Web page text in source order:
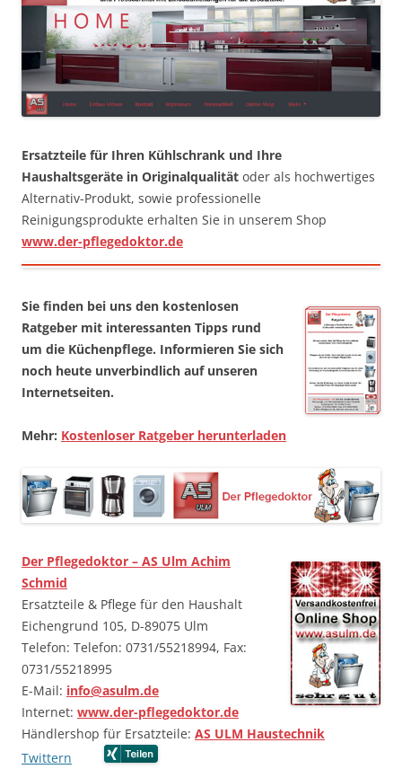
Ersatzteile für Ihren Kühlschrank und Ihre
Haushaltsgeräte in Originalqualität oder als hochwertiges
Alternativ-Produkt, sowie professionelle
Reinigungsprodukte erhalten Sie in unserem Shop
www.der-pflegedoktor.de
Sie finden bei uns den kostenlosen
Ratgeber mit interessanten Tipps rund
um die Küchenpflege. Informieren Sie sich
noch heute unverbindlich auf unseren
Internetseiten.
Mehr: Kostenloser Ratgeber herunterladen
Der Pflegedoktor – AS Ulm Achim
Schmid
Ersatzteile & Pflege für den Haushalt
Eichengrund 105, D-89075 Ulm
Telefon: Telefon: 0731/55218994, Fax:
0731/55218995
E-Mail: info@asulm.de
Internet: www.der-pflegedoktor.de
Händlershop für Ersatzteile: AS ULM Haustechnik
Twittern